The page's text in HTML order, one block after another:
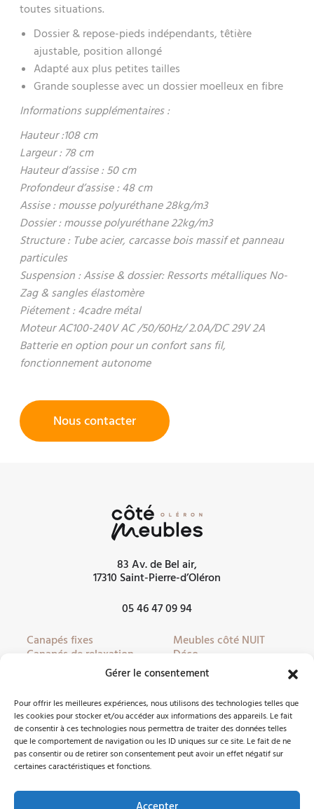
Gérer le consentement
Pour offrir les meilleures expériences, nous utilisons des technologies telles que
les cookies pour stocker et/ou accéder aux informations des appareils. Le fait
de consentir à ces technologies nous permettra de traiter des données telles
que le comportement de navigation ou les ID uniques sur ce site. Le fait de ne
pas consentir ou de retirer son consentement peut avoir un effet négatif sur
certaines caractéristiques et fonctions.
toutes situations.
Dossier & repose-pieds indépendants, têtière
ajustable, position allongé
Adapté aux plus petites tailles
Grande souplesse avec un dossier moelleux en fibre
Informations supplémentaires :
Hauteur :108 cm
Largeur : 78 cm
Hauteur d’assise : 50 cm
Profondeur d’assise : 48 cm
Assise : mousse polyuréthane 28kg/m3
Dossier : mousse polyuréthane 22kg/m3
Structure : Tube acier, carcasse bois massif et panneau
particules
Suspension : Assise & dossier: Ressorts métalliques No-
Zag & sangles élastomère
Piétement : 4cadre métal
Moteur AC100-240V AC /50/60Hz/ 2.0A/DC 29V 2A
Batterie en option pour un confort sans fil,
fonctionnement autonome
Nous contacter
83 Av. de Bel air,
17310 Saint-Pierre-d’Oléron
05 46 47 09 94
Canapés fixes
Canapés de relaxation
Canapés convertibles
Meubles côté JOUR
Meubles côté NUIT
Déco
Literie
Partenaires
Nous contacter